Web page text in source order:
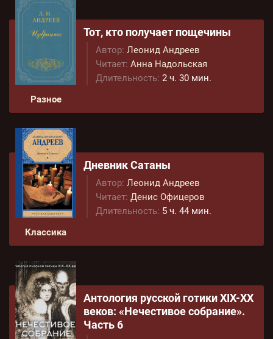
Разное
Тот, кто получает пощечины
Автор: Леонид Андреев
Читает: Анна Надольская
Длительность: 2 ч. 30 мин.
Классика
Дневник Сатаны
Автор: Леонид Андреев
Читает: Денис Офицеров
Длительность: 5 ч. 44 мин.
Антология русской готики XIX-XX
веков: «Нечестивое собрание».
Часть 6